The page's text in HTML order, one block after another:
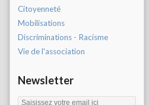
Citoyenneté
Mobilisations
Discriminations - Racisme
Vie de l'association
Newsletter